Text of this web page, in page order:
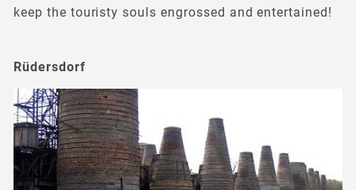
keep the touristy souls engrossed and entertained!
Rüdersdorf